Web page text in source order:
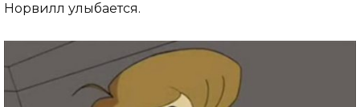
Норвилл улыбается.